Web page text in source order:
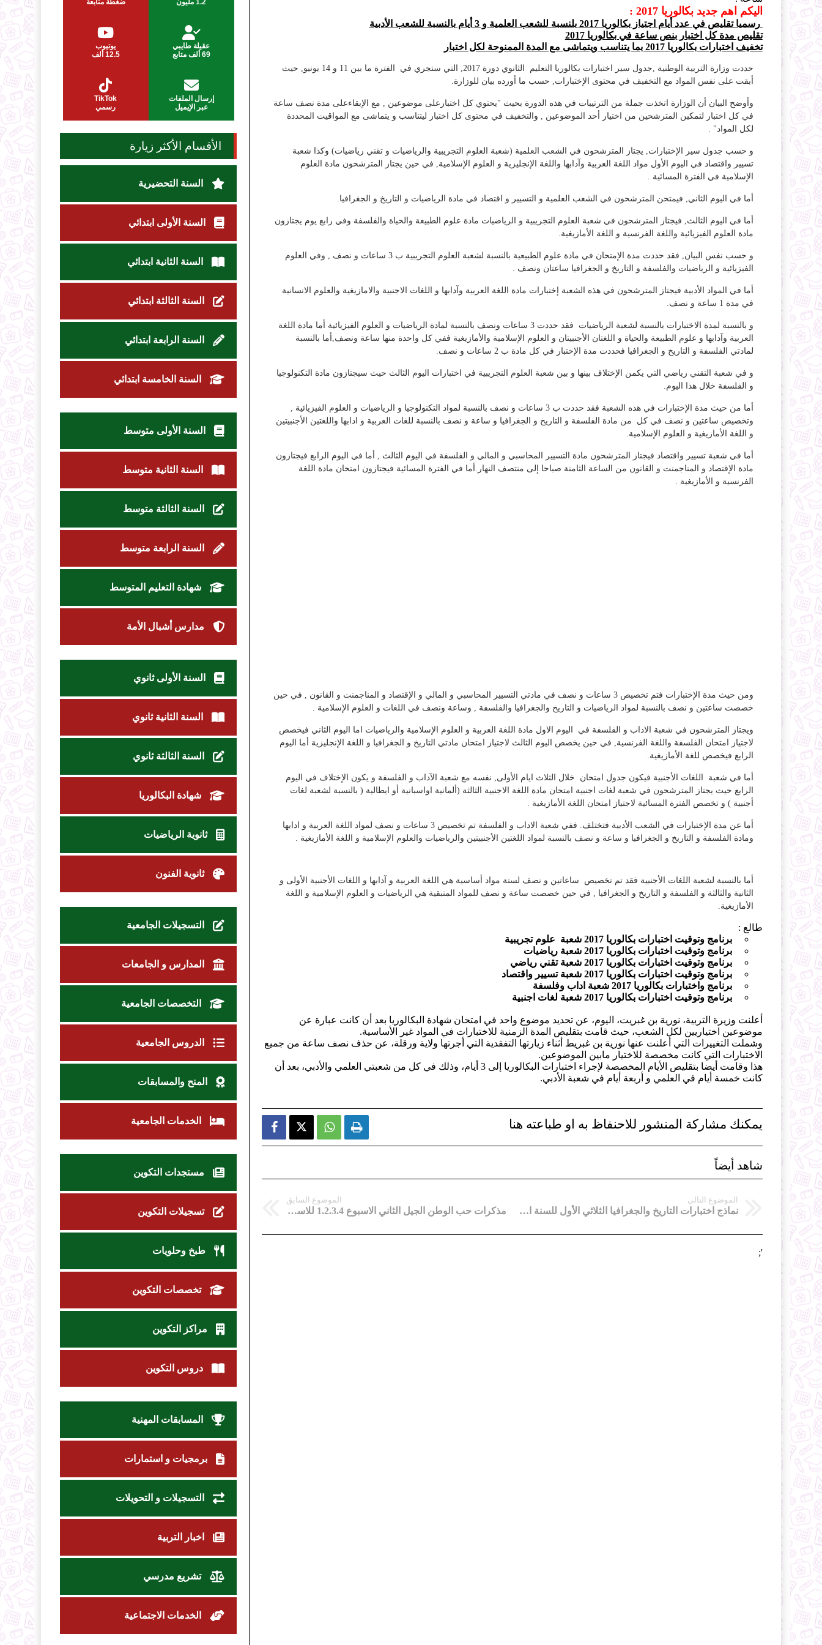
اليكم اهم جديد بكالوريا 2017 :
رسميا تقليص في عدد أيام اجتياز بكالوريا 2017 بلنسبة للشعب العلمية و 3 أيام بالنسبة للشعب الأدبية
تقليص مدة كل اختبار بنص ساعة في بكالوريا 2017
تخفيف اختبارات بكالوريا 2017 بما يتناسب ويتماشى مع المدة الممنوحة لكل اختبار
حددت وزارة التربية الوطنية ,جدول سير اختبارات بكالوريا التعليم الثانوي دورة 2017, التي ستجري في الفترة ما بين 11 و 14 يونيو, حيث
أبقت على نفس المواد مع التخفيف في محتوى الإختبارات, حسب ما أورده بيان للوزارة.
وأوضح البيان أن الوزارة اتخذت جملة من الترتيبات في هذه الدورة بحيث "يحتوي كل اختبارعلى موضوعين , مع الإبقاءعلى مدة نصف ساعة
في كل اختبار لتمكين المترشحين من اختيار أحد الموضوعين , والتخفيف في محتوى كل اختبار ليتناسب و يتماشى مع المواقيت المحددة
لكل المواد" .
و حسب جدول سير الإختبارات, يجتاز المترشحون في الشعب العلمية (شعبة العلوم التجريبية والرياضيات و تقني رياضيات) وكذا شعبة
تسيير واقتصاد في اليوم الأول مواد اللغة العربية وآدابها واللغة الإنجليزية و العلوم الإسلامية, في حين يجتاز المترشحون مادة العلوم
الإسلامية في الفترة المسائية .
أما في اليوم الثاني, فيمتحن المترشحون في الشعب العلمية و التسيير و اقتصاد في مادة الرياضيات و التاريخ و الجغرافيا.
أما في اليوم الثالث, فيجتاز المترشحون في شعبة العلوم التجريبية و الرياضيات مادة علوم الطبيعة والحياة والفلسفة وفي رابع يوم يجتازون
مادة العلوم الفيزيائية واللغة الفرنسية و اللغة الأمازيغية.
و حسب نفس البيان, فقد حددت مدة الإمتحان في مادة علوم الطبيعية بالنسبة لشعبة العلوم التجريبية ب 3 ساعات و نصف , وفي العلوم
الفيزيائية و الرياضيات والفلسفة و التاريخ و الجغرافيا ساعتان ونصف .
أما في المواد الأدبية فيجتاز المترشحون في هذه الشعبة إختبارات مادة اللغة العربية وآدابها و اللغات الاجنبية والامازيغية والعلوم الانسانية
في مدة 1 ساعة و نصف.
و بالنسبة لمدة الاختبارات بالنسبة لشعبة الرياضيات فقد حددت 3 ساعات ونصف بالنسبة لمادة الرياضيات و العلوم الفيزيائية أما مادة اللغة
العربية وآدابها و علوم الطبيعة والحياة و اللغتان الأجنبيتان و العلوم الإسلامية والأمازيغية ففي كل واحدة منها ساعة ونصف,أما بالنسبة
لمادتي الفلسفة و التاريخ و الجغرافيا فحددت مدة الإختبار في كل مادة ب 2 ساعات و نصف.
و في شعبة التقني رياضي التي يكمن الإختلاف بينها و بين شعبة العلوم التجريبية في اختبارات اليوم الثالث حيث سيجتازون مادة التكنولوجيا
و الفلسفة خلال هذا اليوم.
أما من حيث مدة الإختبارات في هذه الشعبة فقد حددت ب 3 ساعات و نصف بالنسبة لمواد التكنولوجيا و الرياضيات و العلوم الفيزيائية ,
وتخصيص ساعتين و نصف في كل من مادة الفلسفة و التاريخ و الجغرافيا و ساعة و نصف بالنسبة للغات العربية و ادابها واللغتين الأجنبيتين
و اللغة الأمازيغية و العلوم الإسلامية.
أما في شعبة تسيير واقتصاد فيجتاز المترشحون مادة التسيير المحاسبي و المالي و الفلسفة في اليوم الثالث , أما في اليوم الرابع فيجتازون
مادة الإقتصاد و المناجمنت و القانون من الساعة الثامنة صباحا إلى منتصف النهار.أما في الفترة المسائية فيجتازون امتحان مادة اللغة
الفرنسية و الأمازيغية .
ومن حيث مدة الإختبارات فتم تخصيص 3 ساعات و نصف في مادتي التسيير المحاسبي و المالي و الإقتصاد و المناجمنت و القانون , في حين
خصصت ساعتين و نصف بالنسبة لمواد الرياضيات و التاريخ والجغرافيا والفلسفة , وساعة ونصف في اللغات و العلوم الإسلامية .
ويجتاز المترشحون في شعبة الاداب و الفلسفة في اليوم الاول مادة اللغة العربية و العلوم الإسلامية والرياضيات اما اليوم الثاني فيخصص
لاجتياز امتحان الفلسفة واللغة الفرنسية, في حين يخصص اليوم الثالث لاجتياز امتحان مادتي التاريخ و الجغرافيا و اللغة الإنجليزية أما اليوم
الرابع فيخصص للغة الأمازيغية.
أما في شعبة اللغات الأجنبية فيكون جدول امتحان خلال الثلاث ايام الأولى, نفسه مع شعبة الآداب و الفلسفة و يكون الإختلاف في اليوم
الرابع حيث يجتاز المترشحون في شعبة لغات اجنبية امتحان مادة اللغة الاجنبية الثالثة (ألمانية اواسبانية أو ايطالية ( بالنسبة لشعبة لغات
أجنبية ) و تخصص الفترة المسائية لاجتياز امتحان اللغة الأمازيغية .
أما عن مدة الإختبارات في الشعب الأدبية فتختلف. ففي شعبة الاداب و الفلسفة تم تخصيص 3 ساعات و نصف لمواد اللغة العربية و ادابها
ومادة الفلسفة و التاريخ و الجغرافيا و ساعة و نصف بالنسبة لمواد اللغتين الأجنبيتين والرياضيات والعلوم الإسلامية و اللغة الأمازيغية .
أما بالنسبة لشعبة اللغات الأجنبية فقد تم تخصيص ساعاتين و نصف لستة مواد أساسية هي اللغة العربية و آدابها و اللغات الأجنبية الأولى و
الثانية والثالثة و الفلسفة و التاريخ و الجغرافيا , في حين خصصت ساعة و نصف للمواد المتبقية هي الرياضيات و العلوم الإسلامية و اللغة
الأمازيغية.
طالع :
برنامج وتوقيت اختبارات بكالوريا 2017 شعبة علوم تجريبية
برنامج وتوقيت اختبارات بكالوريا 2017 شعبة رياضيات
برنامج وتوقيت اختبارات بكالوريا 2017 شعبة تقني رياضي
برنامج وتوقيت اختبارات بكالوريا 2017 شعبة تسيير واقتصاد
برنامج واختبارات بكالوريا 2017 شعبة اداب وفلسفة
برنامج وتوقيت اختبارات بكالوريا 2017 شعبة لغات اجنبية
أعلنت وزيرة التربية، نورية بن غبريت، اليوم، عن تحديد موضوع واحد في امتحان شهادة البكالوريا بعد أن كانت عبارة عن
موضوعين اختياريين لكل الشعب، حيث قامت بتقليص المدة الزمنية للاختبارات في المواد غير الأساسية.
وشملت التغييرات التي أعلنت عنها نورية بن غبريط أثناء زيارتها التفقدية التي أجرتها ولاية ورقلة، عن حذف نصف ساعة من جميع
الاختبارات التي كانت مخصصة للاختيار مابين الموضوعين.
هذا وقامت أيضا بتقليص الأيام المخصصة لإجراء اختبارات البكالوريا إلى 3 أيام، وذلك في كل من شعبتي العلمي والأدبي، بعد أن
كانت خمسة أيام في العلمي و أربعة أيام في شعبة الأدبي.
يمكنك مشاركة المنشور للاحنفاظ به او طباعته هنا   
شاهد أيضاً
الموضوع التالي
نماذج اختبارات التاريخ والجغرافيا الثلاثي الأول للسنة الثالثة ابتدائي
الموضوع السابق
مذكرات حب الوطن الجيل الثاني الاسبوع 1.2.3.4 للاستاذة نجمة معيرف
';
عقيلة طايبي
69 ألف متابع
يوتيوب
12.5 ألف
إرسال الملفات
عبر الإيميل
TikTok
رسمي
الأقسام الأكثر زيارة
السنة التحضيرية
السنة الأولى ابتدائي
السنة الثانية ابتدائي
السنة الثالثة ابتدائي
السنة الرابعة ابتدائي
السنة الخامسة ابتدائي
السنة الأولى متوسط
السنة الثانية متوسط
السنة الثالثة متوسط
السنة الرابعة متوسط
شهادة التعليم المتوسط
مدارس أشبال الأمة
السنة الأولى ثانوي
السنة الثانية ثانوي
السنة الثالثة ثانوي
شهادة البكالوريا
ثانوية الرياضيات
ثانوية الفنون
التسجيلات الجامعية
المدارس و الجامعات
التخصصات الجامعية
الدروس الجامعية
المنح والمسابقات
الخدمات الجامعية
مستجدات التكوين
تسجيلات التكوين
طبخ وحلويات
تخصصات التكوين
مراكز التكوين
دروس التكوين
المسابقات المهنية
برمجيات و استمارات
التسجيلات و التحويلات
اخبار التربية
تشريع مدرسي
الخدمات الاجتماعية